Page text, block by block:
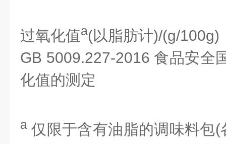
过氧化值a(以脂肪计)/(g/
GB 5009.227-2016 食品安全
化值的测定
a 仅限于含有油脂的调味料包